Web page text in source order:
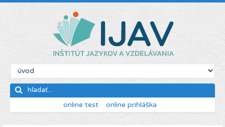
online test online prihláška